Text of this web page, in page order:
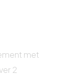
met
2